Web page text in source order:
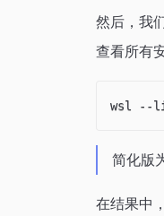
然后，我
查看所有
简化版
在结果中